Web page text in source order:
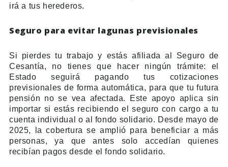
irá a tus herederos.
Seguro para evitar lagunas previsionales
Si pierdes tu trabajo y estás afiliada al Seguro de
Cesantía, no tienes que hacer ningún trámite: el
Estado seguirá pagando tus cotizaciones
previsionales de forma automática, para que tu futura
pensión no se vea afectada. Este apoyo aplica sin
importar si estás recibiendo el seguro con cargo a tu
cuenta individual o al fondo solidario. Desde mayo de
2025, la cobertura se amplió para beneficiar a más
personas, ya que antes solo accedían quienes
recibían pagos desde el fondo solidario.